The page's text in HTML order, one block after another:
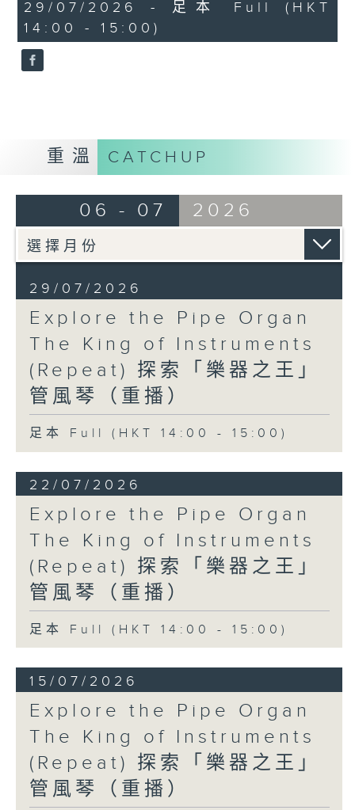
0
seconds
29/07/2026 - 足本 Full (HKT
14:00 - 15:00)
重溫 CATCHUP
06 - 07 2026
29/07/2026
Explore the Pipe Organ
The King of Instruments
(Repeat) 探索「樂器之王」
管風琴（重播）
足本 Full (HKT 14:00 - 15:00)
22/07/2026
Explore the Pipe Organ
The King of Instruments
(Repeat) 探索「樂器之王」
管風琴（重播）
足本 Full (HKT 14:00 - 15:00)
15/07/2026
Explore the Pipe Organ
The King of Instruments
(Repeat) 探索「樂器之王」
管風琴（重播）